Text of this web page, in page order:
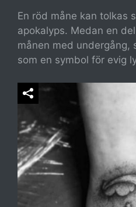
En röd måne kan tolkas
apokalyps. Medan en
månen med undergång,
som en symbol för evig